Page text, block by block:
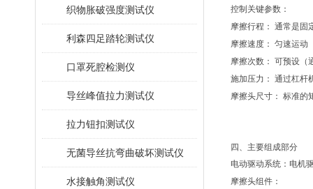
织物胀破强度测试仪
利森四足踏轮测试仪
口罩死腔检测仪
导丝峰值拉力测试仪
拉力钮扣测试仪
无菌导丝抗弯曲破坏测试仪
水接触角测试仪
控制关键参数：
摩擦行程： 通常是固
摩擦速度： 匀速运动
摩擦次数： 可预设（
施加压力： 通过杠杆
摩擦头尺寸： 标准的
四、主要组成部分
电动驱动系统： 电机
摩擦头组件：